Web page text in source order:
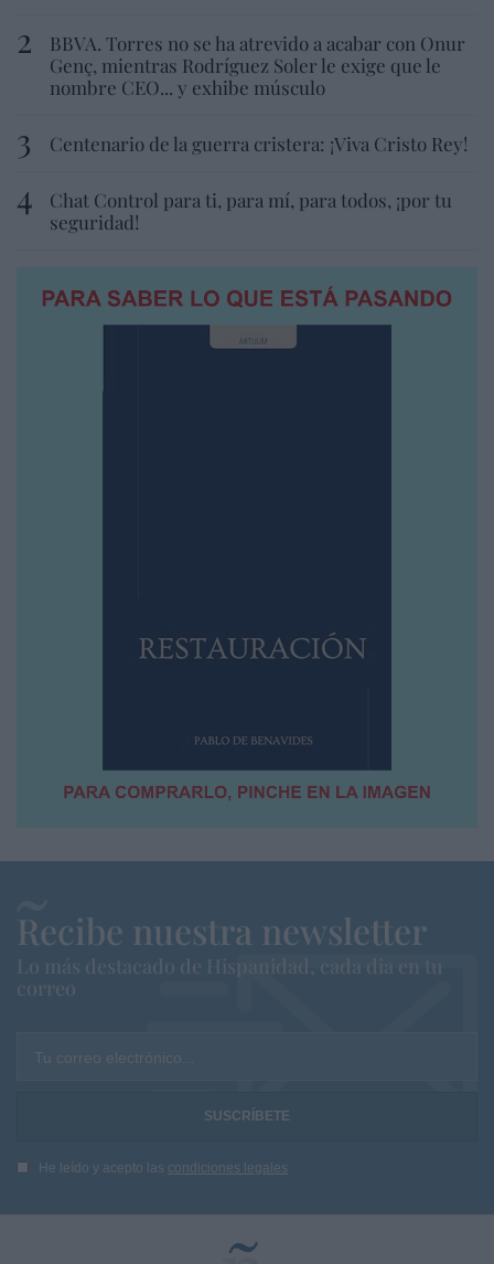
BBVA. Torres no se ha atrevido a acabar con Onur
Genç, mientras Rodríguez Soler le exige que le
nombre CEO... y exhibe músculo
Centenario de la guerra cristera: ¡Viva Cristo Rey!
Chat Control para ti, para mí, para todos, ¡por tu
seguridad!
Recibe nuestra newsletter
Lo más destacado de Hispanidad, cada dia en tu
correo
Tu correo electrónico...
He leído y acepto las condiciones legales